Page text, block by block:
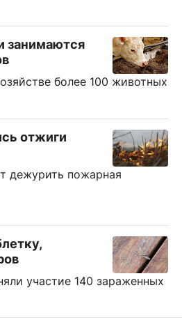
занимаются
более 100 животных
отжиги
дежурить пожарная
участие 140 зараженных